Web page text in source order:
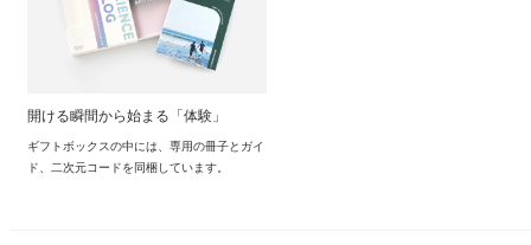
開ける瞬間から始まる「体験」
ギフトボックスの中には、専用の冊子とガイ
ド、二次元コードを同梱しています。